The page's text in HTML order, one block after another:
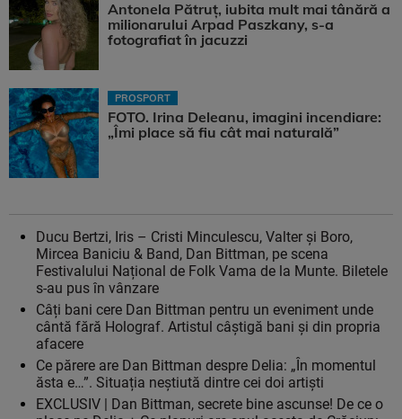
Antonela Pătruț, iubita mult mai tânără a
milionarului Arpad Paszkany, s-a
fotografiat în jacuzzi
PROSPORT
FOTO. Irina Deleanu, imagini incendiare:
„Îmi place să fiu cât mai naturală”
Ducu Bertzi, Iris – Cristi Minculescu, Valter și Boro,
Mircea Baniciu & Band, Dan Bittman, pe scena
Festivalului Național de Folk Vama de la Munte. Biletele
s-au pus în vânzare
Câți bani cere Dan Bittman pentru un eveniment unde
cântă fără Holograf. Artistul câştigă bani şi din propria
afacere
Ce părere are Dan Bittman despre Delia: „În momentul
ăsta e…”. Situația neștiută dintre cei doi artiști
EXCLUSIV | Dan Bittman, secrete bine ascunse! De ce o